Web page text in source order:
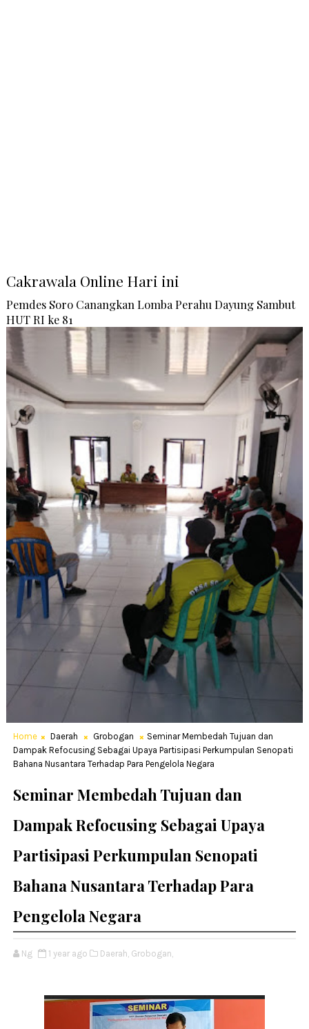
Cakrawala Online Hari ini
Pemdes Soro Canangkan Lomba Perahu Dayung Sambut
HUT RI ke 81
Home Daerah Grobogan
Seminar Membedah Tujuan dan
Dampak Refocusing Sebagai Upaya Partisipasi Perkumpulan Senopati
Bahana Nusantara Terhadap Para Pengelola Negara
Seminar Membedah Tujuan dan
Dampak Refocusing Sebagai Upaya
Partisipasi Perkumpulan Senopati
Bahana Nusantara Terhadap Para
Pengelola Negara
Ng 1 year ago Daerah, Grobogan,